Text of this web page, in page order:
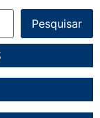
Pesquisar